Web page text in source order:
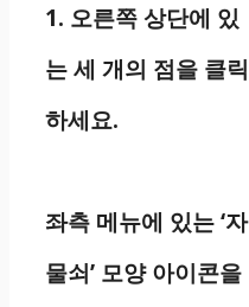
1. 오른쪽 상단에 있
는 세 개의 점을 클릭
하세요.
좌측 메뉴에 있는 ‘자
물쇠’ 모양 아이콘을